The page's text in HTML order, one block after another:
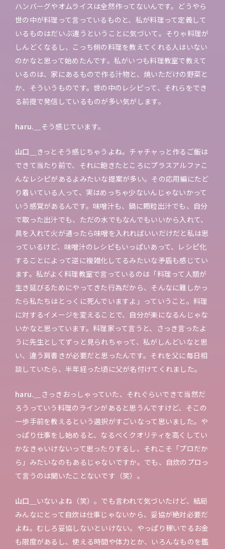
ハンバーグやオムライスは全然作ってないんです。どうやら
世の中が料理って言っているものと、私が料理って定義して
いるものはだいぶ違うということに気づいて。そりゃ料理が
しんどくなるし、こっち側の料理を教えてくれる人はいない
のかなと思って始めたんです。私がいつも料理教室で教えて
いるのは、家にあるもので作る汁物と、焼いただけの野菜と
か、そういうものです。世の中のレシピって、それらをでき
る前提で発信しているものが多い気がします。
haru.＿ そう感じています。
山口＿
きっとそう感じちゃうよね。チャチャっと作るご飯は
できて当たり前で、それに飽きたところにプラスアルファこ
んなレシピがあるよみたいな提案が多い。その応用編にたど
り着いている人って、実はめっちゃ少ないんじゃないかって
いう感覚があるんです。味噌汁も、鍋に顆粒出汁でも、自分
で取った出汁でも、ただの水でもなんでもいいから入れて、
具を入れて火が通ったら味噌を入れればいいだけだと私は思
っているけど、味噌汁のレシピもいっぱいあって、レシピ化
することによって逆に複雑化してるみたいな矛盾も感じてい
ます。私がよく料理教室で言っているのは「料理って人類が
生き延びるためにやってきた行為だから、そんなに難しかっ
たら私たちはとっくに死んでいますよ」っていうこと。料理
に対するイメージを変えることで、自分が楽になるんじゃな
いかなと思っています。料理家って言うと、さっき言ったよ
うに先生としてずっと見られちゃって、私がしんどいなと思
い、違う肩書きが必要だと思ったんです。それを父に毎日相
談していたら、半年経った頃に父が名付けてくれました。
haru.＿
さっきおっしゃっていた、それぐらいできて当然だ
ろうっていう料理のラインがあると思うんですけど、そこの
一歩手前を教えるという選択がすごいなって思いました。や
っぱり仕事をし始めると、なるべくクオリティを高くしてい
かなきゃいけないって思ったりするし、それこそ「プロだか
ら」みたいなのもあるじゃないですか。でも、自炊のプロっ
て言うのは聞いたことないです（笑）。
山口＿
いないよね（笑）。でも言われて気づいたけど、結局
みんなにとって自炊は仕事じゃないから、妥協が絶対必要だ
よね。むしろ妥協しないといけない。やっぱり稼いでるお金
も限度があるし、使える時間や体力とか、いろんなものを鑑